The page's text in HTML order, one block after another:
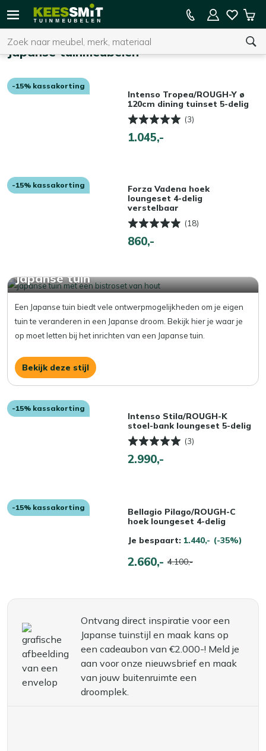
Kees
Tuinmeubelen
Zoeken
U heeft geen product(en) in uw winkelwagen.
15% kassakorting op de hele collectie
Japanse tuinmeubelen
-15% kassakorting
Intenso Tropea/ROUGH-Y ø
120cm dining tuinset 5-delig
(3)
1.045,-
-15% kassakorting
Forza Vadena hoek
loungeset 4-delig
verstelbaar
(18)
860,-
Japanse tuin
Een Japanse tuin biedt vele ontwerpmogelijkheden om je eigen
tuin te veranderen in een Japanse droom. Bekijk hier je waar je
op moet letten bij het inrichten van een Japanse tuin.
Bekijk deze stijl
-15% kassakorting
Intenso Stila/ROUGH-K
stoel-bank loungeset 5-delig
(3)
2.990,-
-15% kassakorting
Bellagio Pilago/ROUGH-C
hoek loungeset 4-delig
Je bespaart: 1.440,- (-35%)
2.660,- 4.100,-
Ontvang direct inspiratie voor een
Japanse tuinstijl en maak kans op
een cadeaubon van €2.000-! Meld je
aan voor onze nieuwsbrief en maak
van jouw buitenruimte een
droomplek.